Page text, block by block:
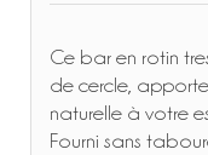
Ce bar en rotin
de cercle,
naturelle à votre
Fourni sans